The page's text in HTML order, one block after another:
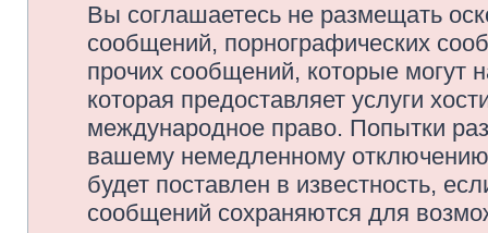
Вы соглашаетесь не размещать
сообщений, порнографических
прочих сообщений, которые могут
которая предоставляет услуги
международное право. Попытки
вашему немедленному
будет поставлен в известность,
сообщений сохраняются для